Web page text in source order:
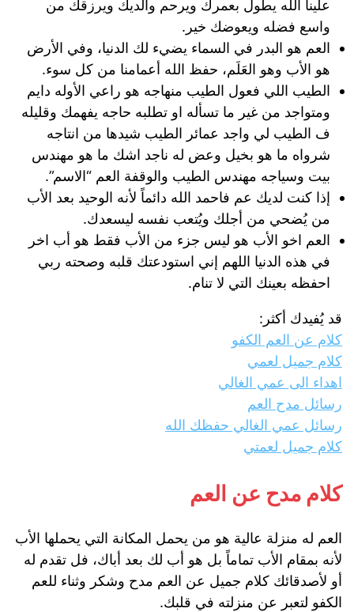
علينا الله يطول بعمرك ويرحم والديك ويرزقك من
واسع فضله ويعوضك خير.
العم هو البدر في السماء يضيء لك الدنيا، وفي الأرض
هو الأب وهو العَلَم، حفظ الله أعمامنا من كل سوء.
الطيب اللي فعول الطيب منهاجه هو راعي الأوله دايم
ومتواجد من غير ما تسأله او تطلبه حاجه يفهمك وقليله
ف الطيب لي واجد عمائر الطيب شيدها من انتاجه
شرواه ما هو بخيل وعض له ناجد اشك ما هو مهندس
بيت وسياجه مهندس الطيب والوقفة العم “الاسم”.
إذا كنت لديك عم فاحمد الله دائماً لأنه الوحيد بعد الأب
من يُضحي من أجلك ويُتعب نفسه ليسعدك.
العم اخو الأب هو ليس جزء من الأب فقط هو أب اخر
في هذه الدنيا اللهم إني استودعتك قلبه وصحته ربي
احفظه بعينك التي لا تنام.
قد يُفيدك أكثر:
كلام عن العم الكفو
كلام جميل لعمي
اهداء الى عمي الغالي
رسائل مدح العم
رسائل عمي الغالي حفظك الله
كلام جميل لعمتي
كلام مدح عن العم
العم له منزلة عالية هو من يحمل المكانة التي يحملها الأب
لأنه بمقام الأب تماماً بل هو أب لك بعد أباك، فل تقدم له
أو لأصدقائك كلام جميل عن العم مدح وشكر وثناء للعم
الكفو لتعبر عن منزلته في قلبك.